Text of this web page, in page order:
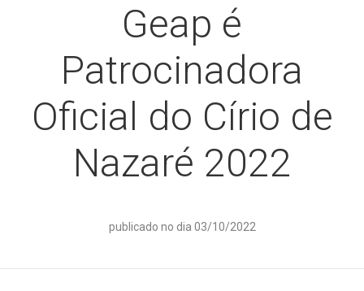
Geap é
Patrocinadora
Oficial do Círio de
Nazaré 2022
publicado no dia 03/10/2022